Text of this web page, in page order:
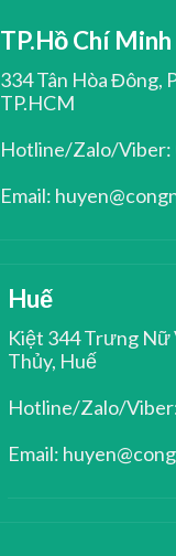
TP.Hồ Chí Minh
334 Tân Hòa Đông,
TP.HCM
Hotline/Zalo/Viber:
Email:
Huế
Kiệt 344 Trưng
Thủy, Huế
Hotline/Zalo/
Email: